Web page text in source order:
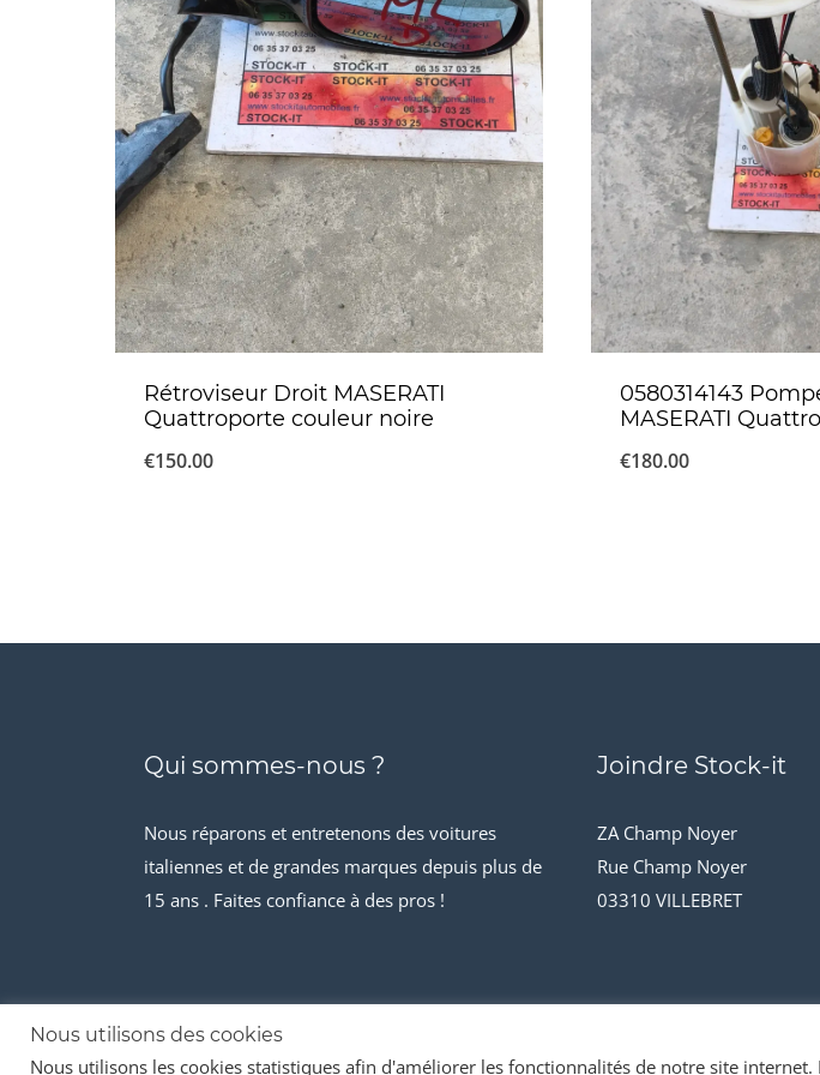
Rétroviseur Droit MASERATI
Quattroporte couleur noire
€150.00
0580314143
MASERATI
€180.00
Qui sommes-nous ?
Nous réparons et entretenons des voitures
italiennes et de grandes marques depuis plus de
15 ans . Faites confiance à des pros !
Joindre Stock-it
ZA Champ Noyer
Rue Champ Noyer
03310 VILLEBRET
Nous utilisons des cookies
Nous utilisons les cookies statistiques afin d'améliorer les fonctionnalités de notre site internet.